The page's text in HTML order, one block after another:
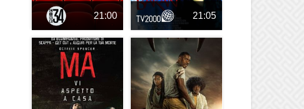
21:00 21:05